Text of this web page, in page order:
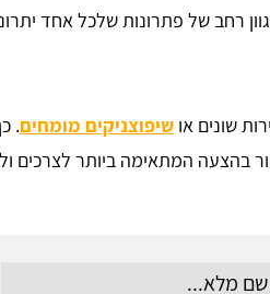
רחב של פתרונות שלכל אחד
שיפוצניקים מומחים.
בהצעה המתאימה ביותר לצרכים